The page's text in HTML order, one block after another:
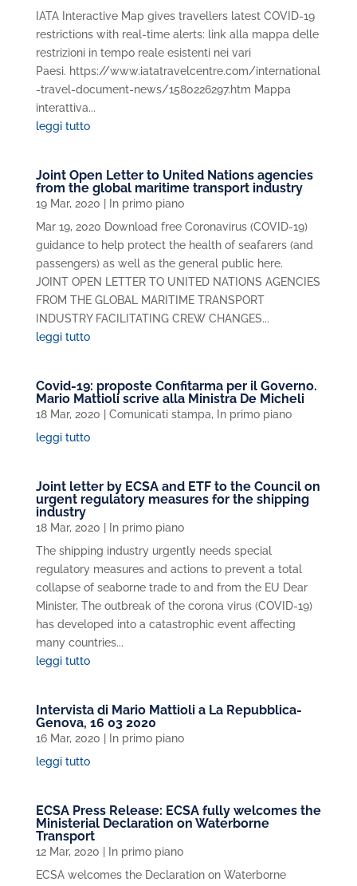
IATA Interactive Map gives travellers latest COVID-19
restrictions with real-time alerts: link alla mappa delle
restrizioni in tempo reale esistenti nei vari
Paesi. https://www.iatatravelcentre.com/international
-travel-document-news/1580226297.htm Mappa
interattiva...
leggi tutto
Joint Open Letter to United Nations agencies
from the global maritime transport industry
19 Mar, 2020
In primo piano
Mar 19, 2020 Download free Coronavirus (COVID-19)
guidance to help protect the health of seafarers (and
passengers) as well as the general public here.
JOINT OPEN LETTER TO UNITED NATIONS AGENCIES
FROM THE GLOBAL MARITIME TRANSPORT
INDUSTRY FACILITATING CREW CHANGES...
leggi tutto
Covid-19: proposte Confitarma per il Governo.
Mario Mattioli scrive alla Ministra De Micheli
18 Mar, 2020 Comunicati stampa,
In primo piano
leggi tutto
Joint letter by ECSA and ETF to the Council on
urgent regulatory measures for the shipping
industry
18 Mar, 2020
In primo piano
The shipping industry urgently needs special
regulatory measures and actions to prevent a total
collapse of seaborne trade to and from the EU Dear
Minister, The outbreak of the corona virus (COVID-19)
has developed into a catastrophic event affecting
many countries...
leggi tutto
Intervista di Mario Mattioli a La Repubblica-
Genova, 16 03 2020
16 Mar, 2020
In primo piano
leggi tutto
ECSA Press Release: ECSA fully welcomes the
Ministerial Declaration on Waterborne
Transport
12 Mar, 2020
In primo piano
ECSA welcomes the Declaration on Waterborne